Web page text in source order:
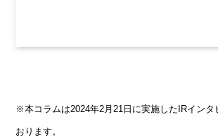
※本コラムは2024年2月21日に実施したIRインタ
おります。